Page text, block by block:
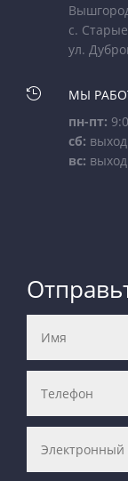
с.
ул.

МЫ
пн-пт:
сб:
вс: